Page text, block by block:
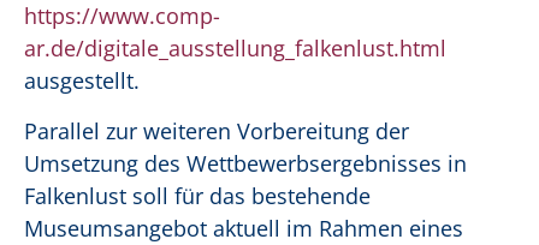
https://www.comp-
ar.de/digitale_ausstellung_falkenlust.html
ausgestellt.
Parallel zur weiteren Vorbereitung der
Umsetzung des Wettbewerbsergebnisses in
Falkenlust soll für das bestehende
Museumsangebot aktuell im Rahmen eines